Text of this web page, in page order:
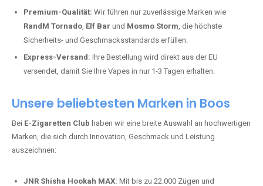
Premium-Qualität: Wir führen nur zuverlässige Marken wie
RandM Tornado, Elf Bar und Mosmo Storm, die höchste
Sicherheits- und Geschmacksstandards erfüllen.
Express-Versand: Ihre Bestellung wird direkt aus der EU
versendet, damit Sie Ihre Vapes in nur 1-3 Tagen erhalten.
Unsere beliebtesten Marken in Boos
Bei E-Zigaretten Club haben wir eine breite Auswahl an hochwertigen
Marken, die sich durch Innovation, Geschmack und Leistung
auszeichnen:
JNR Shisha Hookah MAX: Mit bis zu 22.000 Zügen und